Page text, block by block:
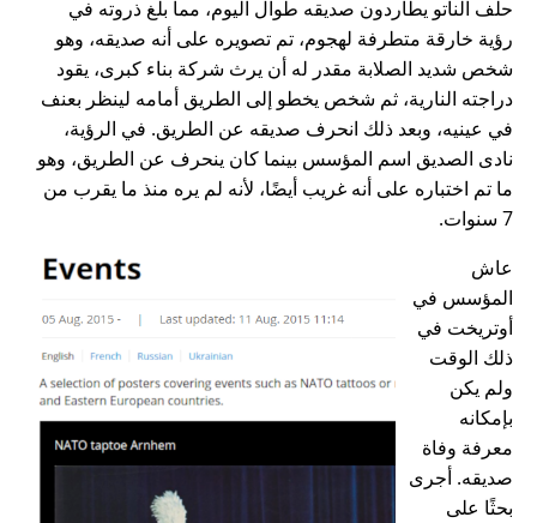
حلف الناتو يطاردون صديقه طوال اليوم، مما بلغ ذروته في
رؤية خارقة متطرفة لهجوم، تم تصويره على أنه صديقه، وهو
شخص شديد الصلابة مقدر له أن يرث شركة بناء كبرى، يقود
دراجته النارية، ثم شخص يخطو إلى الطريق أمامه لينظر بعنف
في عينيه، وبعد ذلك انحرف صديقه عن الطريق. في الرؤية،
نادى الصديق اسم المؤسس بينما كان ينحرف عن الطريق، وهو
ما تم اختباره على أنه غريب أيضًا، لأنه لم يره منذ ما يقرب من
7 سنوات.
عاش
المؤسس في
أوتريخت في
ذلك الوقت
ولم يكن
بإمكانه
معرفة وفاة
صديقه. أجرى
بحثًا على